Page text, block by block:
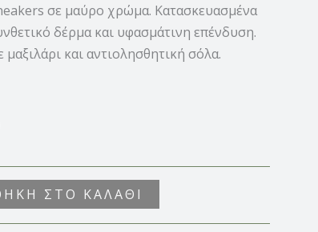
σε μαύρο χρώμα. Κατασκευασμένα
δέρμα και υφασμάτινη επένδυση.
και αντιολησθητική σόλα.
ΣΤΟ ΚΑΛΆΘΙ